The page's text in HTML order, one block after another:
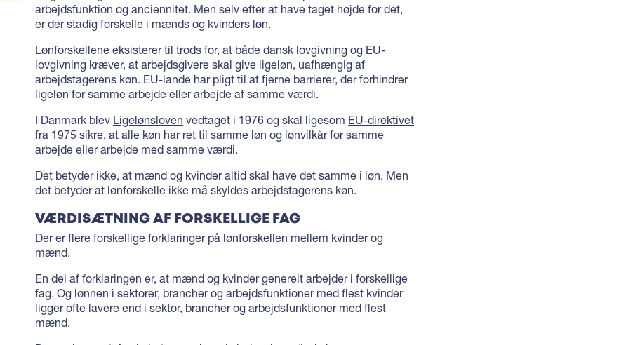
arbejdsfunktion og anciennitet. Men selv efter at have taget højde for det,
er der stadig forskelle i mænds og kvinders løn.
Lønforskellene eksisterer til trods for, at både dansk lovgivning og EU-
lovgivning kræver, at arbejdsgivere skal give ligeløn, uafhængig af
arbejdstagerens køn. EU-lande har pligt til at fjerne barrierer, der forhindrer
ligeløn for samme arbejde eller arbejde af samme værdi.
I Danmark blev Ligelønsloven vedtaget i 1976 og skal ligesom EU-direktivet
fra 1975 sikre, at alle køn har ret til samme løn og lønvilkår for samme
arbejde eller arbejde med samme værdi.
Det betyder ikke, at mænd og kvinder altid skal have det samme i løn. Men
det betyder at lønforskelle ikke må skyldes arbejdstagerens køn.
VÆRDISÆTNING AF FORSKELLIGE FAG
Der er flere forskellige forklaringer på lønforskellen mellem kvinder og
mænd.
En del af forklaringen er, at mænd og kvinder generelt arbejder i forskellige
fag. Og lønnen i sektorer, brancher og arbejdsfunktioner med flest kvinder
ligger ofte lavere end i sektor, brancher og arbejdsfunktioner med flest
mænd.